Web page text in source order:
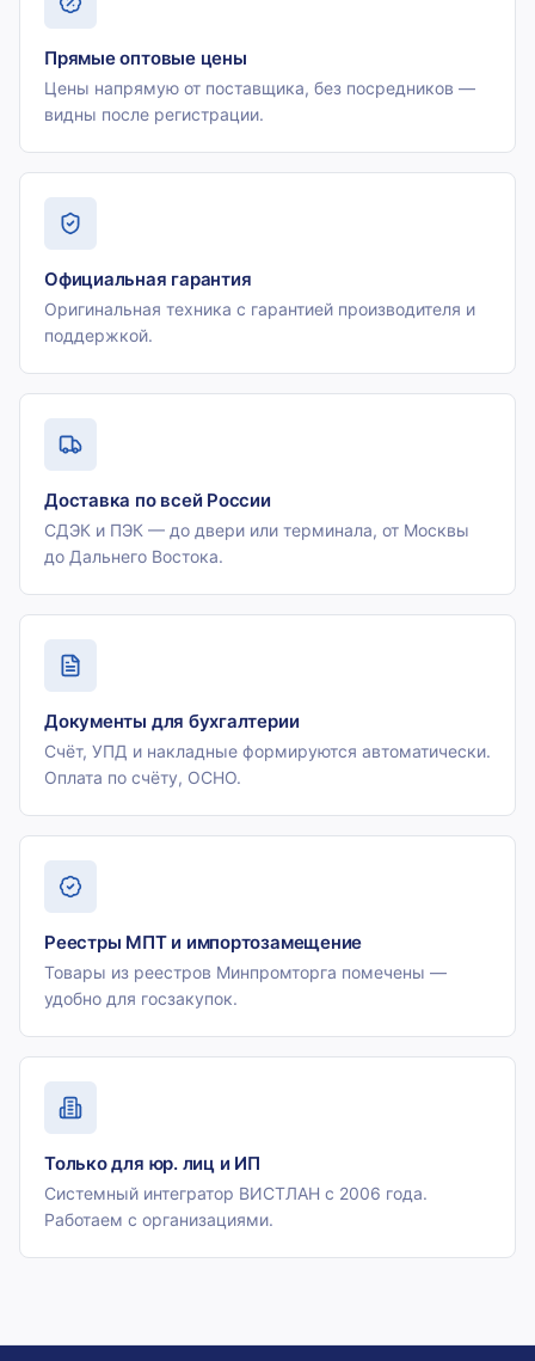
Прямые оптовые цены
Цены напрямую от поставщика, без посредников —
видны после регистрации.
Официальная гарантия
Оригинальная техника с гарантией производителя и
поддержкой.
Доставка по всей России
СДЭК и ПЭК — до двери или терминала, от Москвы
до Дальнего Востока.
Документы для бухгалтерии
Счёт, УПД и накладные формируются автоматически.
Оплата по счёту, ОСНО.
Реестры МПТ и импортозамещение
Товары из реестров Минпромторга помечены —
удобно для госзакупок.
Только для юр. лиц и ИП
Системный интегратор ВИСТЛАН с 2006 года.
Работаем с организациями.